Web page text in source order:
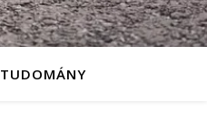
TUDOMÁNY